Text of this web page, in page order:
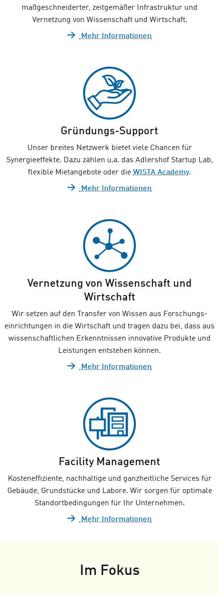
maßgeschneiderter, zeitgemäßer Infrastruktur und
Vernetzung von Wissenschaft und Wirtschaft.
Mehr Informationen
Gründungs-Support
Unser breites Netzwerk bietet viele Chancen für
Synergieeffekte. Dazu zählen u.a. das Adlershof Startup Lab,
flexible Mietangebote oder die WISTA Academy.
Mehr Informationen
Vernetzung von Wissenschaft und
Wirtschaft
Wir setzen auf den Transfer von Wissen aus Forschungs­
einrichtungen in die Wirtschaft und tragen dazu bei, dass aus
wissenschaftlichen Erkenntnissen innovative Produkte und
Leistungen entstehen können.
Mehr Informationen
Facility Management
Kosteneffiziente, nachhaltige und ganzheitliche Services für
Gebäude, Grundstücke und Labore. Wir sorgen für optimale
Standortbedingungen für Ihr Unternehmen.
Mehr Informationen
Im Fokus